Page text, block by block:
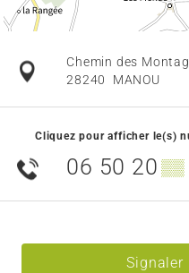
Chemin des
28240
MANOU
Cliquez pour afficher le(s)
06 50 20 ▒▒
Signaler